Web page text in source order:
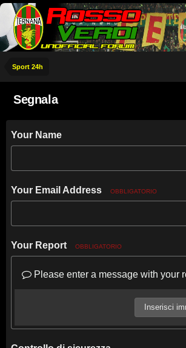
Sport 24h
Segnala
Your Name
Your Email Address OBBLIGATORIO
Your Report OBBLIGATORIO
Please enter a message with your
Inserisci